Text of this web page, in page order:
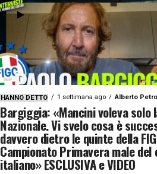
HANNO DETTO 1 settimana ago Alberto
Bargiggia: «Mancini voleva solo
Nazionale. Vi svelo cosa è
davvero dietro le quinte della
Campionato Primavera male del
italiano» ESCLUSIVA e VIDEO